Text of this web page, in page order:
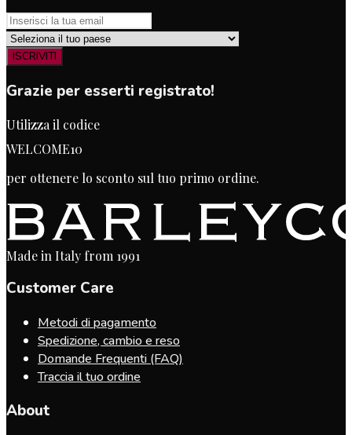
ISCRIVITI
Grazie per esserti registrato!
Utilizza il codice
WELCOME10
per ottenere lo sconto sul tuo primo ordine.
Made in Italy from 1991
Customer Care
Metodi di pagamento
Spedizione, cambio e reso
Domande Frequenti (FAQ)
Traccia il tuo ordine
About